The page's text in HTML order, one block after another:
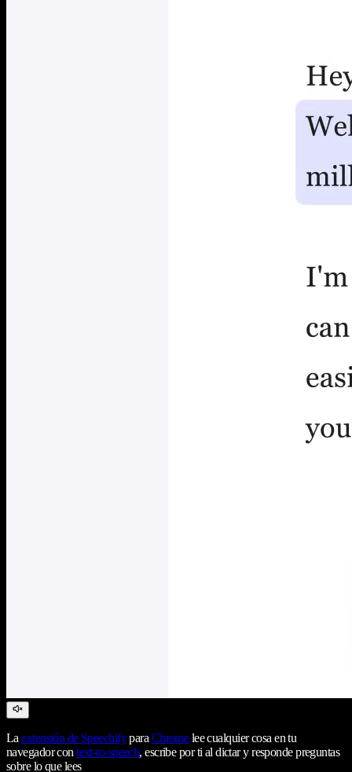
Laextensión de Speechifypara Chromelee cualquier cosa en tu
navegador context-to-speech, escribe por ti al dictar y responde preguntas
sobre lo que lees